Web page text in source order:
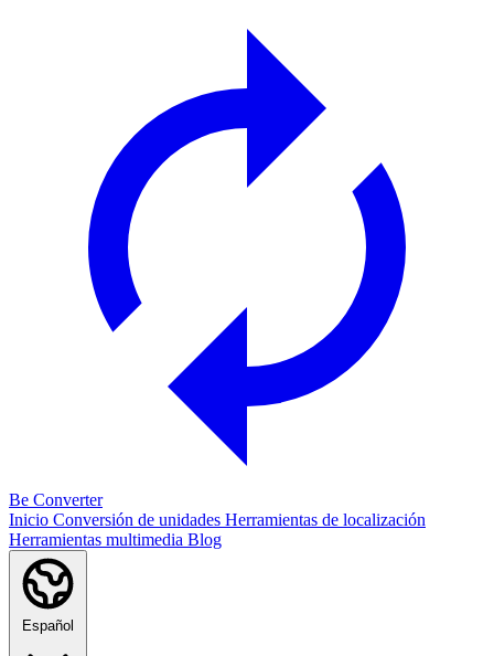
Be Converter
Inicio Conversión de unidades Herramientas de localización
Herramientas multimedia Blog
Español